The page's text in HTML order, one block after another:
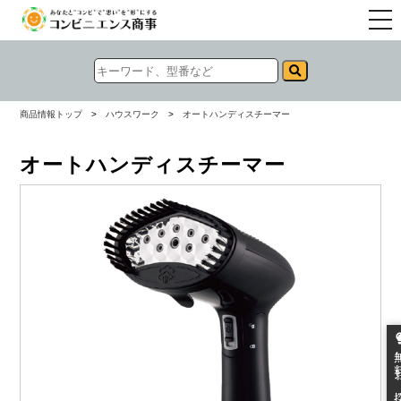
商品情報トップ > ハウスワーク > オートハンディスチーマー
オートハンディスチーマー